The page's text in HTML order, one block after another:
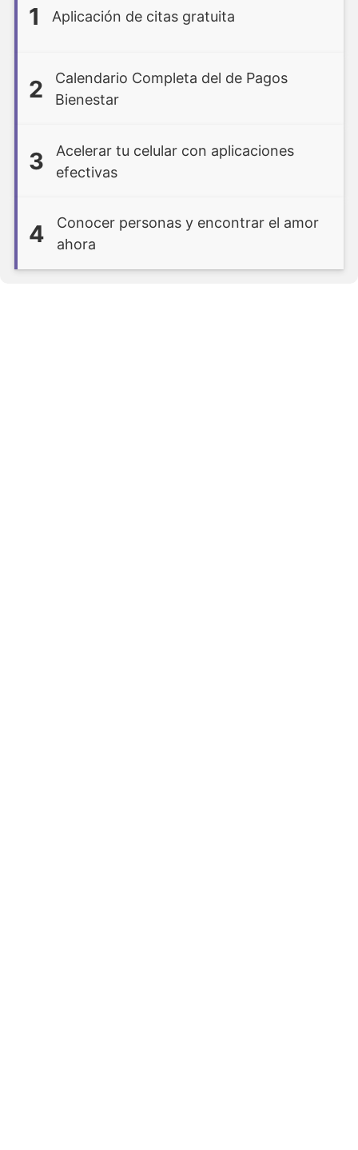
1 Aplicación de citas gratuita
2
Calendario Completa del de Pagos
Bienestar
3
Acelerar tu celular con aplicaciones
efectivas
4
Conocer personas y encontrar el amor
ahora